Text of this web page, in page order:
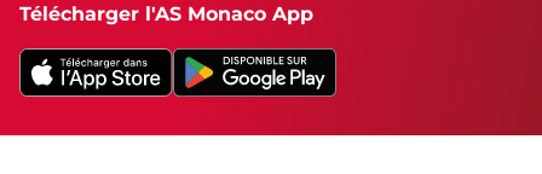
Télécharger l'AS Monaco App